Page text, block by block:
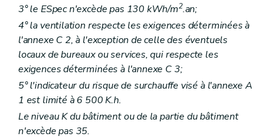
3° le ESpec n'excède pas 130 kWh/m2.an;
4° la ventilation respecte les exigences déterminées à
l'annexe C 2, à l'exception de celle des éventuels
locaux de bureaux ou services, qui respecte les
exigences déterminées à l'annexe C 3;
5° l'indicateur du risque de surchauffe visé à l'annexe A
1 est limité à 6 500 K.h.
Le niveau K du bâtiment ou de la partie du bâtiment
n'excède pas 35.